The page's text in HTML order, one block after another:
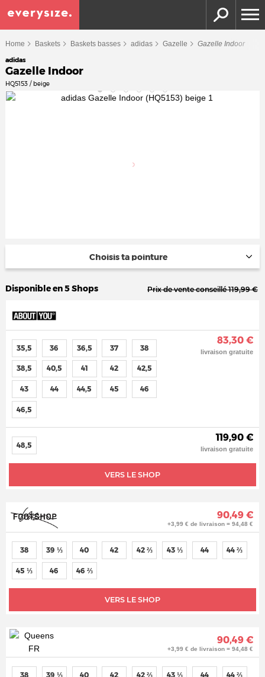
Home Baskets Baskets basses adidas Gazelle Gazelle Indoor
adidas
Gazelle Indoor
HQ5153 / beige
Choisis ta pointure
Disponible en 5 Shops Prix de vente conseillé 119,99 €
VERS LE SHOP
35,5 36 36,5 37 38
38,5 40,5 41 42 42,5
43 44 44,5 45 46
46,5
83,30 €
livraison gratuite
48,5
119,90 €
livraison gratuite
90,49 €
+3,99 € de livraison = 94,48 €
VERS LE SHOP
38 39 ⅓ 40 42 42 ⅔ 43 ⅓ 44 44 ⅔
45 ⅓ 46 46 ⅔
90,49 €
+3,99 € de livraison = 94,48 €
38 39 ⅓ 40 42 42 ⅔ 43 ⅓ 44 44 ⅔